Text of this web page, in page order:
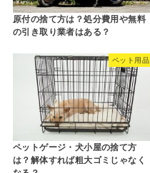
原付の捨て方は？処分費用や無料
の引き取り業者はある？
ペット用品
ペットゲージ・犬小屋の捨て方
は？解体すれば粗大ゴミじゃなく